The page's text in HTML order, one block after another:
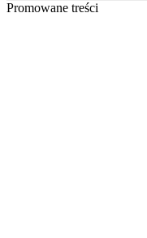
Promowane treści